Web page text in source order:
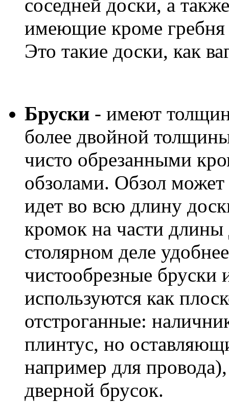
соседней доски, а
имеющие кроме
Это такие доски, как
Бруски - имеют
более двойной
чисто обрезанными
обзолами. Обзол
идет во всю длину
кромок на части
столярном деле
чистообрезные бруски
используются как
отстроганные:
плинтус, но
например для
дверной брусок.